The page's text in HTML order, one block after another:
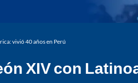
vivió 40 años en Perú
XIV con